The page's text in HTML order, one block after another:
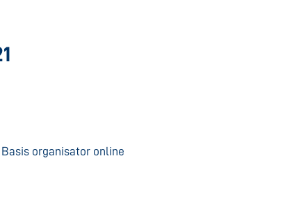
organisator online